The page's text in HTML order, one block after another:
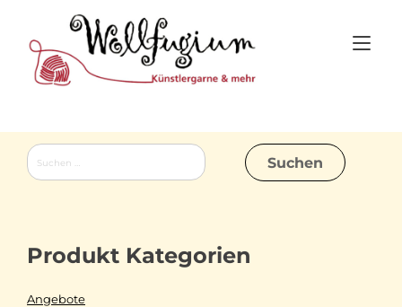
content
Suchen
nach:
Produkt Kategorien
Angebote